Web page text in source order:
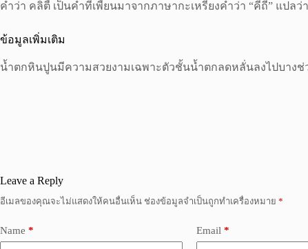
คำว่า คลิตี้ เป็นคำที่เพี้ยนมาจากภาษากะเหรี่ยงคำว่า “คี่ถี่” แปล
ข้อมูลเพิ่มเติม
น้ำตกหินปูนมีความสวยงามเฉพาะตัวชั้นน้ำตกลดหลั่นลงไปบาง
Leave a Reply
อีเมลของคุณจะไม่แสดงให้คนอื่นเห็น ช่องข้อมูลจำเป็นถูกทำเครื่องหมาย *
Name * Email *